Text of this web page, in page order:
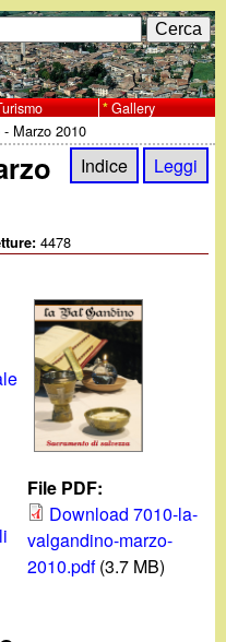
Gallery
Marzo 2010
Indice Leggi
4478
File PDF:
Download 7010-la-
valgandino-marzo-
2010.pdf (3.7 MB)